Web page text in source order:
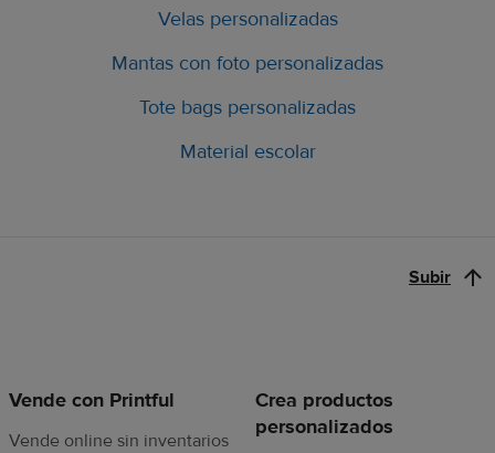
Velas personalizadas
Mantas con foto personalizadas
Tote bags personalizadas
Material escolar
Subir
Vende con Printful
Vende online sin inventarios
Crea productos
personalizados